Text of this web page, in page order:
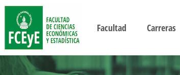
Facultad Carreras